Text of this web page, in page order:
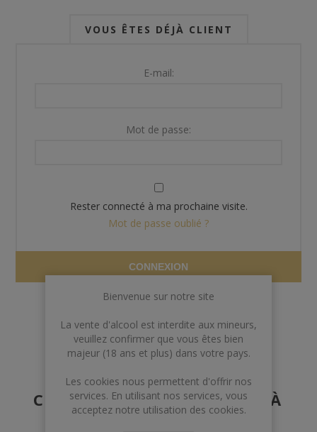
VOUS ÊTES DÉJÀ CLIENT
E-mail:
Mot de passe:
Rester connecté à ma prochaine visite.
Mot de passe oublié ?
CONNEXION
AVERTISSEMENT AUX
CLIENTS POSSÉDANT DÉJÀ
UN COMPTE
Bienvenue sur notre site
La vente d'alcool est interdite aux mineurs,
veuillez confirmer que vous êtes bien
majeur (18 ans et plus) dans votre pays.
Les cookies nous permettent d'offrir nos
services. En utilisant nos services, vous
acceptez notre utilisation des cookies.